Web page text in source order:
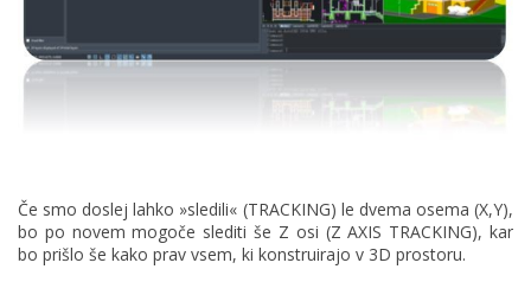
Če smo doslej lahko »sledili« (TRACKING) le dvema osema (X,Y),
bo po novem mogoče slediti še Z osi (Z AXIS TRACKING), kar
bo prišlo še kako prav vsem, ki konstruirajo v 3D prostoru.